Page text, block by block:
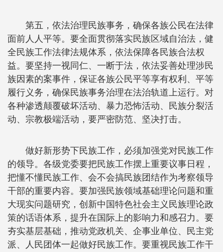
第五，依法治理民族事务，确保各族公民在法律
面前人人平等。要全面贯彻落实民族区域自治法，健
全民族工作法律法规体系，依法保障各民族合法权
益。要坚持一视同仁、一断于法，依法妥善处理涉民
族因素的案事件，保证各族公民平等享有权利、平等
履行义务，确保民族事务治理在法治轨道上运行。对
各种渗透颠覆破坏活动、暴力恐怖活动、民族分裂活
动、宗教极端活动，要严密防范、坚决打击。
做好新形势下民族工作，必须加强党对民族工作
的领导。各级党委要把民族工作摆上重要议事日程，
把懂不懂民族工作、会不会搞民族团结作为考察领导
干部的重要内容。要加强民族领域基础理论问题和重
大现实问题研究，创新中国特色社会主义民族理论政
策的话语体系，提升在国际上的影响力和感召力。要
夯实基层基础，推动党政机关、企事业单位、民主党
派、人民团体一起做好民族工作。要重视民族工作干